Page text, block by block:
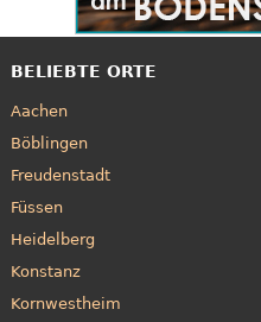
BELIEBTE ORTE
Aachen
Böblingen
Freudenstadt
Füssen
Heidelberg
Konstanz
Kornwestheim